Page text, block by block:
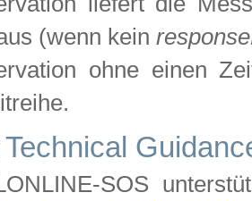
(wenn kein
ohne einen
SOS